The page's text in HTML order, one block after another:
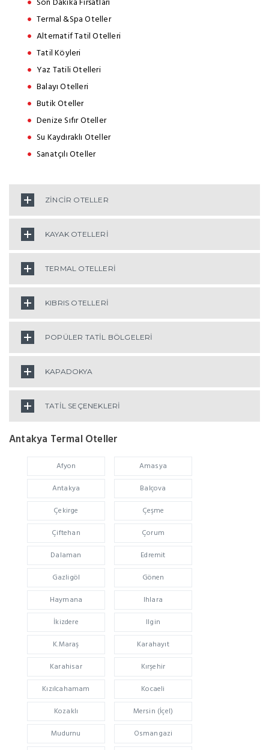
Termal &Spa Oteller
Alternatif Tatil Otelleri
Tatil Köyleri
Yaz Tatili Otelleri
Balayı Otelleri
Butik Oteller
Denize Sıfır Oteller
Su Kaydıraklı Oteller
Sanatçılı Oteller
ZİNCİR OTELLER
KAYAK OTELLERİ
TERMAL OTELLERİ
KIBRIS OTELLERİ
POPÜLER TATİL BÖLGELERİ
KAPADOKYA
TATİL SEÇENEKLERİ
Antakya Termal Oteller
Afyon
Amasya
Antakya
Balçova
Çekirge
Çeşme
Çiftehan
Çorum
Dalaman
Edremit
Gazligöl
Gönen
Haymana
Ihlara
İkizdere
Ilgin
K.Maraş
Karahayıt
Karahisar
Kırşehir
Kızılcahamam
Kocaeli
Kozaklı
Mersin (İçel)
Mudurnu
Osmangazi